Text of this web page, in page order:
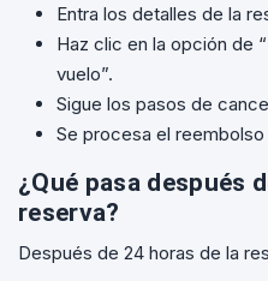
Entra los detalles de la
Haz clic en la opción de
vuelo”.
Sigue los pasos de
Se procesa el
¿Qué pasa después
reserva?
Después de 24 horas de la